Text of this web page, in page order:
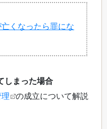
くなったら罪にな
しまった場合
の成立について解説